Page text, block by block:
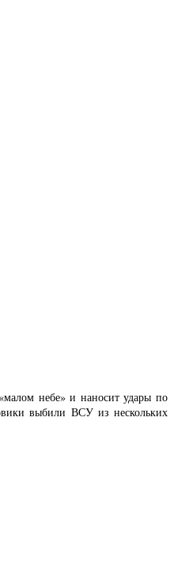
небе» и наносит удары по
выбили ВСУ из нескольких